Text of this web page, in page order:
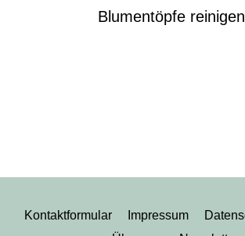
Blumentöpfe reinigen​
Kontaktformular Impressum